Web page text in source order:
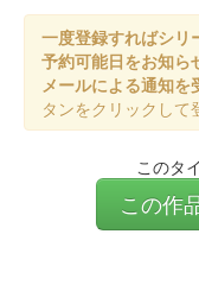
一度登録すればシリ
予約可能日をお知ら
メールによる通知を
タンをクリックして
このタ
この作